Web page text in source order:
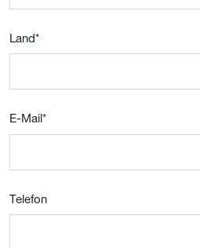
Land*
E-Mail*
Telefon